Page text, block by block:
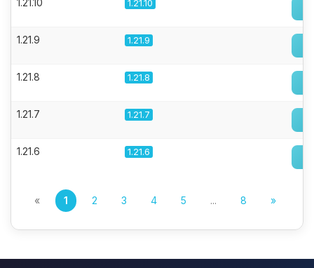
1.21.10 1.21.10
1.21.9 1.21.9
1.21.8 1.21.8
1.21.7 1.21.7
1.21.6 1.21.6
« 1 2 3 4 5 ... 8 »